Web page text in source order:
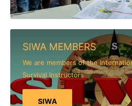
SIWA MEMBERS
We are members of the
Survival Instructors
SIWA